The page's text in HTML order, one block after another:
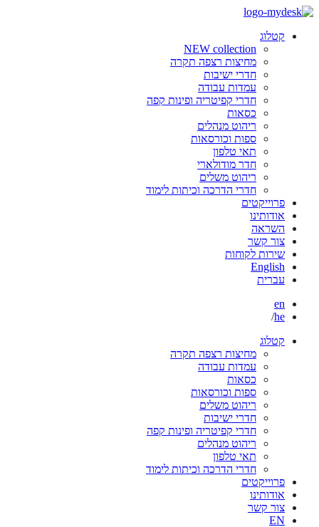
קטלוג
NEW collection
מחיצות רצפה תקרה
חדרי ישיבות
עמדות עבודה
חדרי קפיטריה ופינות קפה
כסאות
ריהוט מנהלים
ספות וכורסאות
תאי טלפון
חדר מודולארי
ריהוט משלים
חדרי הדרכה וכיתות לימוד
פרוייקטים
אודותינו
השראה
צור קשר
שירות לקוחות
English
עברית
en
he
/
קטלוג
מחיצות רצפה תקרה
עמדות עבודה
כסאות
ספות וכורסאות
ריהוט משלים
חדרי ישיבות
חדרי קפיטריה ופינות קפה
ריהוט מנהלים
תאי טלפון
חדרי הדרכה וכיתות לימוד
פרוייקטים
אודותינו
צור קשר
EN